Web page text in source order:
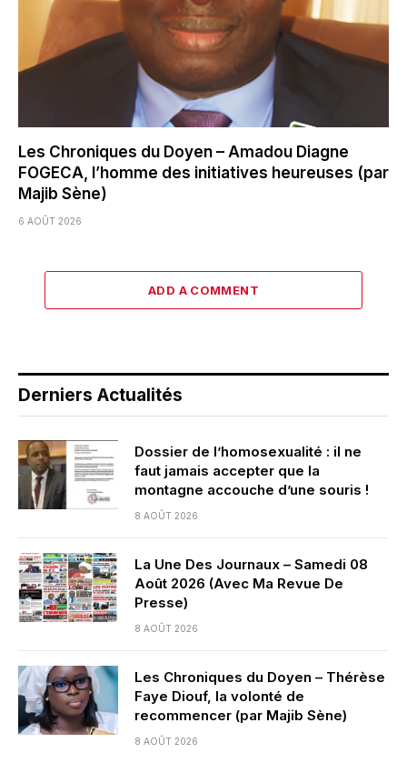
Les Chroniques du Doyen – Amadou Diagne
FOGECA, l’homme des initiatives heureuses (par
Majib Sène)
6 AOÛT 2026
ADD A COMMENT
Derniers Actualités
Dossier de l’homosexualité : il ne
faut jamais accepter que la
montagne accouche d’une souris !
8 AOÛT 2026
La Une Des Journaux – Samedi 08
Août 2026 (Avec Ma Revue De
Presse)
8 AOÛT 2026
Les Chroniques du Doyen – Thérèse
Faye Diouf, la volonté de
recommencer (par Majib Sène)
8 AOÛT 2026